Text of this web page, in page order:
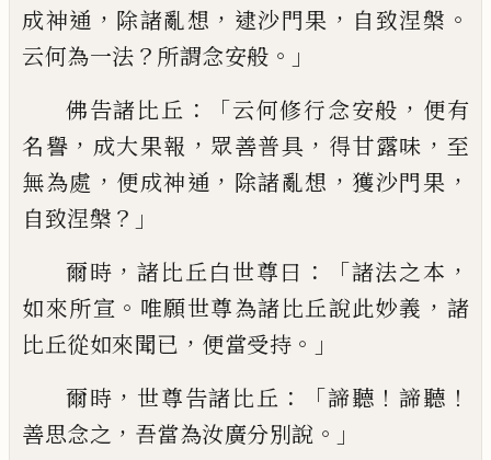
成神通 ， 除諸亂想 ， 逮沙門果 ， 自致涅槃 。
云何為一法 ？ 所謂念安般 。」
佛告諸比丘 ：「云何修行念安般 ， 便有
名譽 ， 成大果報 ， 眾善普具 ， 得甘露味 ， 至
無為處 ， 便成神通 ， 除諸亂想 ， 獲沙門果 ，
自致涅槃 ？」
爾時 ，諸比丘白世尊曰 ：「諸法之本 ，
如來所宣 。 唯願世尊為諸比丘說此妙義 ， 諸
比丘從如來聞已 ， 便當受持 。」
爾時 ， 世尊告諸比丘 ：「諦聽 ！諦聽 ！
善思念之 ， 吾當為汝廣分別說 。」